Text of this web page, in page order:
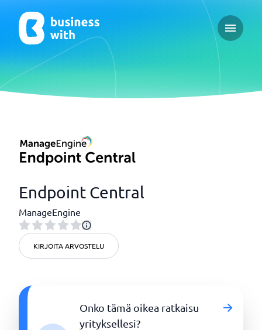
Open
Endpoint Central
ManageEngine
KIRJOITA ARVOSTELU
Onko tämä oikea ratkaisu
yrityksellesi?